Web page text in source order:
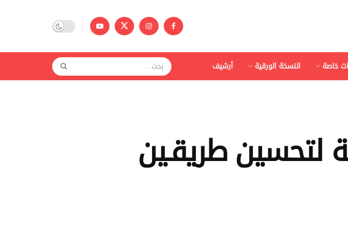
خاصة النسخة الورقية أرشيف
طريقـين